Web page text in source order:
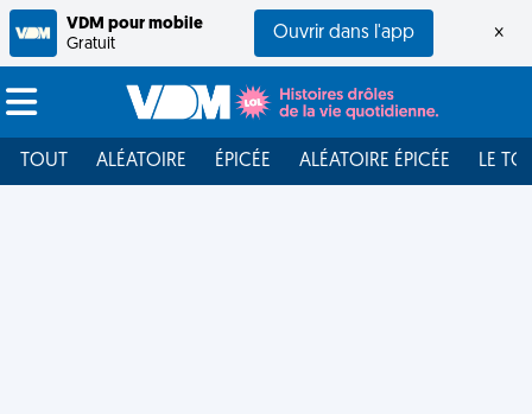
VDM pour mobile
Gratuit
Ouvrir dans l'app ×
TOUT ALÉATOIRE ÉPICÉE ALÉATOIRE ÉPICÉE LE